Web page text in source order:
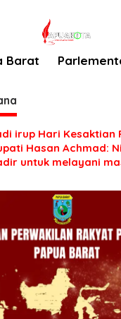
Barat
irup Hari Kesaktian
Hasan Achmad:
untuk melayani